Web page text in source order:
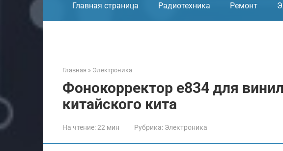
Главная страница Радиотехника Ремонт
Главная » Электроника
Фонокорректор e834 для
китайского кита
На чтение:22 мин Рубрика: Электроника